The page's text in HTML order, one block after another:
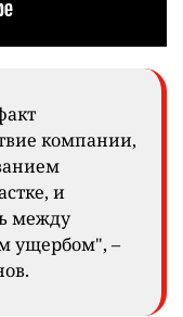
компании,
и
между
ущербом", –